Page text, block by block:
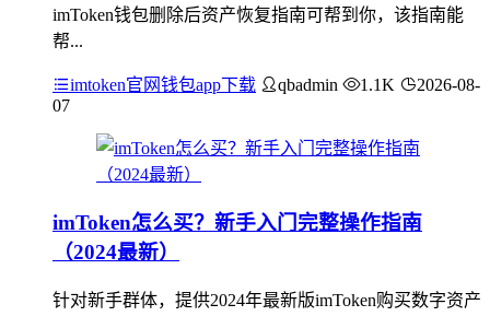
imToken钱包删除后资产恢复指南可帮到你，该指南能
帮...
imtoken官网钱包app下载 qbadmin 1.1K
2026-08-
07
imToken怎么买？新手入门完整操作指南
（2024最新）
针对新手群体，提供2024年最新版imToken购买数字资产